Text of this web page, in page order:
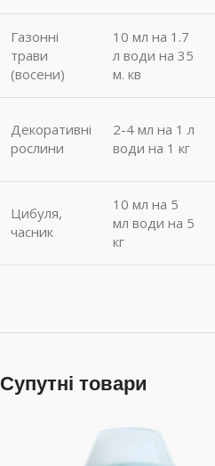
Газонні
трави
(восени)
10 мл на 1.7
л води на 35
м. кв
Декоративні
рослини
2-4 мл на 1 л
води на 1 кг
Цибуля,
часник
10 мл на 5
мл води на 5
кг
Супутні товари